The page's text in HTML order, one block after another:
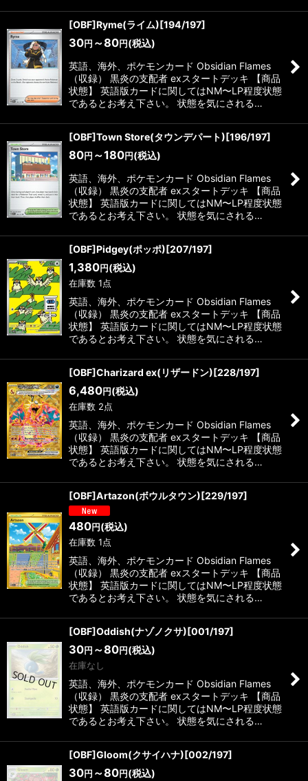
[OBF]Ryme(ライム)[194/197]
30円 ～80円(税込)
英語、海外、ポケモンカード Obsidian Flames
（収録） 黒炎の支配者 exスタートデッキ 【商品
状態】 英語版カードに関してはNM〜LP程度状態
であるとお考え下さい。 状態を気にされる…
[OBF]Town Store(タウンデパート)[196/197]
80円 ～180円(税込)
英語、海外、ポケモンカード Obsidian Flames
（収録） 黒炎の支配者 exスタートデッキ 【商品
状態】 英語版カードに関してはNM〜LP程度状態
であるとお考え下さい。 状態を気にされる…
[OBF]Pidgey(ポッポ)[207/197]
1,380円(税込)
在庫数 1点
英語、海外、ポケモンカード Obsidian Flames
（収録） 黒炎の支配者 exスタートデッキ 【商品
状態】 英語版カードに関してはNM〜LP程度状態
であるとお考え下さい。 状態を気にされる…
[OBF]Charizard ex(リザードン)[228/197]
6,480円(税込)
在庫数 2点
英語、海外、ポケモンカード Obsidian Flames
（収録） 黒炎の支配者 exスタートデッキ 【商品
状態】 英語版カードに関してはNM〜LP程度状態
であるとお考え下さい。 状態を気にされる…
[OBF]Artazon(ボウルタウン)[229/197]
480円 (税込)
在庫数 1点
英語、海外、ポケモンカード Obsidian Flames
（収録） 黒炎の支配者 exスタートデッキ 【商品
状態】 英語版カードに関してはNM〜LP程度状態
であるとお考え下さい。 状態を気にされる…
[OBF]Oddish(ナゾノクサ)[001/197]
30円 ～80円 (税込)
在庫なし
英語、海外、ポケモンカード Obsidian Flames
（収録） 黒炎の支配者 exスタートデッキ 【商品
状態】 英語版カードに関してはNM〜LP程度状態
であるとお考え下さい。 状態を気にされる…
[OBF]Gloom(クサイハナ)[002/197]
30円 ～80円 (税込)